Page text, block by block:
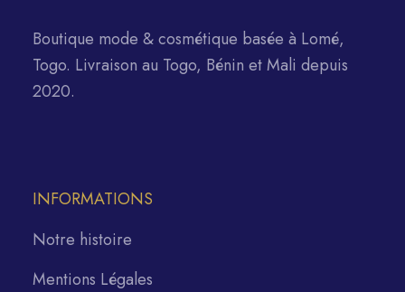
Boutique mode & cosmétique basée à Lomé,
Togo. Livraison au Togo, Bénin et Mali depuis
2020.
INFORMATIONS
Notre histoire
Mentions Légales